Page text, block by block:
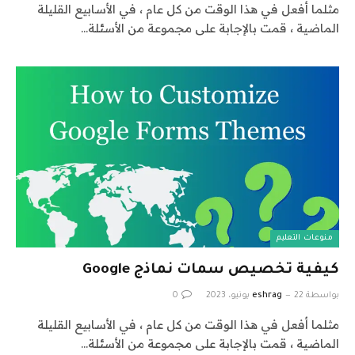
مثلما أفعل في هذا الوقت من كل عام ، في الأسابيع القليلة
الماضية ، قمت بالإجابة على مجموعة من الأسئلة…
منوعات التعليم
كيفية تخصيص سمات نماذج Google
بواسطة eshrag 22 يونيو، 2023 0
مثلما أفعل في هذا الوقت من كل عام ، في الأسابيع القليلة
الماضية ، قمت بالإجابة على مجموعة من الأسئلة…